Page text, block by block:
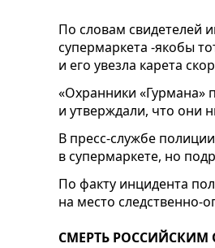
По словам свидетелей
супермаркета -якобы
и его увезла карета
«Охранники «Гурмана»
и утверждали, что они
В пресс-службе
в супермаркете, но
По факту инцидента
на место следственно-
СМЕРТЬ РОССИЙСКИМ